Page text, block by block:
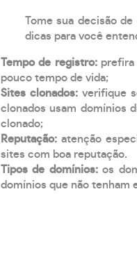
Tome sua decisão
dicas para você
Tempo de registro: prefira
pouco tempo de vida;
Sites clonados: verifique
clonados usam domínios
clonado;
Reputação: atenção
sites com boa reputação.
Tipos de domínios:os
domínios que não tenham